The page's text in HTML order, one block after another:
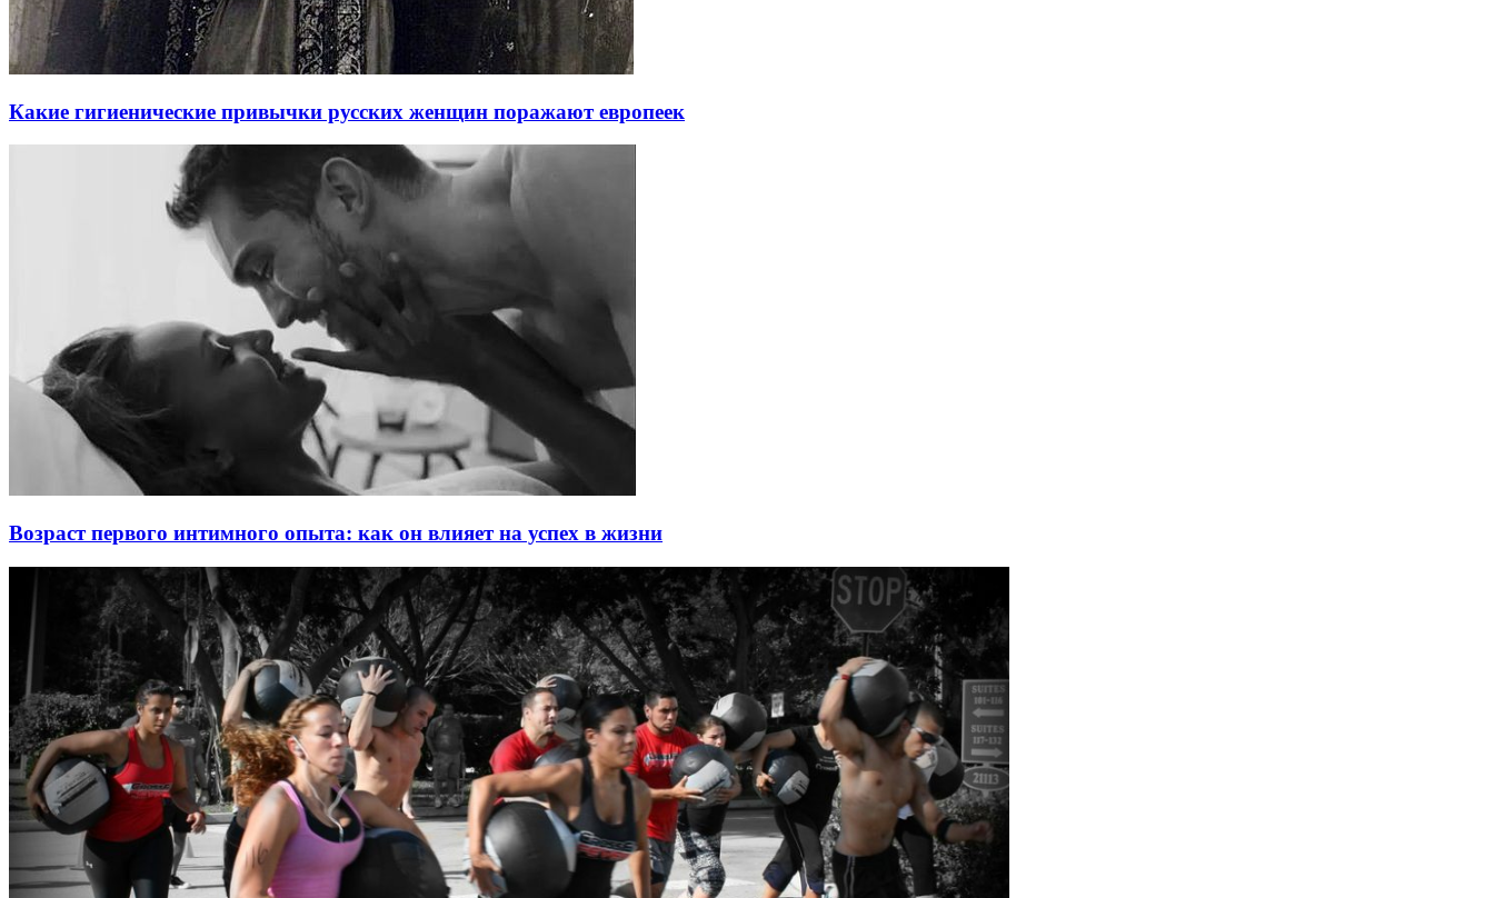
Какие гигиенические привычки русских женщин поражают европеек
Возраст первого интимного опыта: как он влияет на успех в жизни